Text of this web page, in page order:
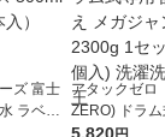
ズ 富士
ラベル
箱（24
アタックゼロ
ZERO) ドラ
詰め替え メガ